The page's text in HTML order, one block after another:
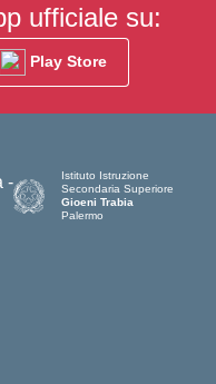
ufficiale su:
Play Store
Istituto Istruzione
Secondaria Superiore
Gioeni Trabia
Palermo